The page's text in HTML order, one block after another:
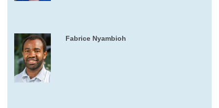
Fabrice Nyambioh